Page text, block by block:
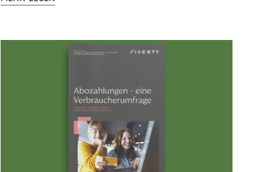
Finanzbildung ermöglicht. So bleiben Menschen